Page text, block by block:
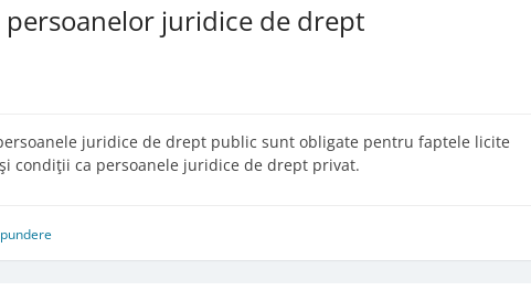
juridice de drept
juridice de drept public sunt obligate pentru faptele licite
condiţii ca persoanele juridice de drept privat.